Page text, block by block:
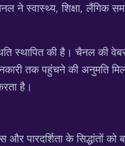
ने स्वास्थ्य, शिक्षा, लैंगिक
स्थापित की है। चैनल की
तक पहुंचने की अनुमति
है।
पारदर्शिता के सिद्धांतों